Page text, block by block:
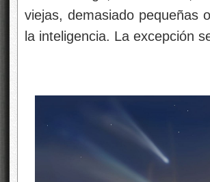
viejas, demasiado pequeñas
la inteligencia. La excepción